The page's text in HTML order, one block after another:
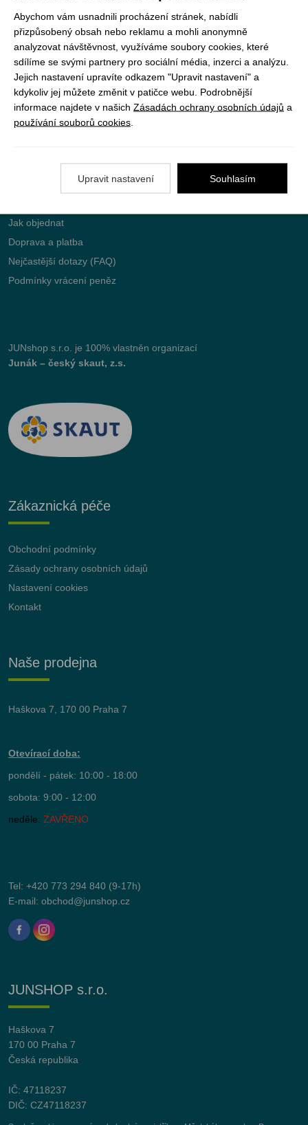
Registrujte se k odběru newsletteru a už Vám
nic neunikne
ODEBÍRAT
Vše o nákupu
Jak objednat
Doprava a platba
Nejčastější dotazy (FAQ)
Podmínky vrácení peněz
JUNshop s.r.o.
je 100% vlastněn organizací
Junák – český skaut, z.s.
Zákaznická péče
Obchodní podmínky
Zásady ochrany osobních údajů
Nastavení cookies
Kontakt
Naše prodejna
Haškova 7, 170 00 Praha 7
Otevírací doba:
pondělí - pátek: 10:00 - 18:00
sobota: 9:00 - 12:00
neděle: ZAVŘENO
Tel: +420 773 294 840 (9-17h)
E-mail: obchod@junshop.cz
JUNSHOP s.r.o.
Haškova 7
170 00 Praha 7
Česká republika
IČ: 47118237
DIČ: CZ47118237
Abychom vám usnadnili procházení stránek, nabídli
přizpůsobený obsah nebo reklamu a mohli anonymně
analyzovat návštěvnost, využíváme soubory cookies, které
sdílíme se svými partnery pro sociální média, inzerci a analýzu.
Jejich nastavení upravíte odkazem "Upravit nastavení" a
kdykoliv jej můžete změnit v patičce webu. Podrobnější
informace najdete v našich Zásadách ochrany osobních údajů a
používání souborů cookies
Upravit nastavení Souhlasím